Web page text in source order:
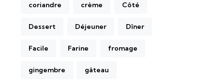
coriandre crème Côté
Dessert Déjeuner Dîner
Facile Farine fromage
gingembre gâteau